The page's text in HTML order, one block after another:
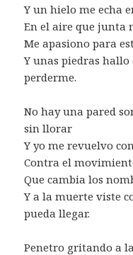
Y un hielo me echa
En el aire que junta
Me apasiono para
Y unas piedras
perderme.
No hay una pared
sin llorar
Y yo me revuelvo
Contra el
Que cambia los
Y a la muerte viste
pueda llegar.
Penetro gritando a